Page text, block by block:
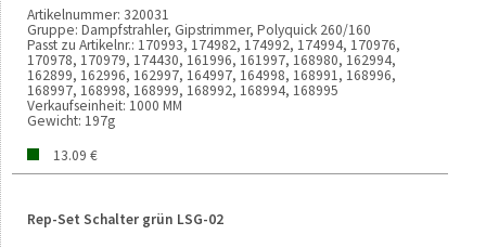
Artikelnummer: 320031
Gruppe: Dampfstrahler, Gipstrimmer, Polyquick 260/160
Passt zu Artikelnr.: 170993, 174982, 174992, 174994, 170976,
170978, 170979, 174430, 161996, 161997, 168980, 162994,
162899, 162996, 162997, 164997, 164998, 168991, 168996,
168997, 168998, 168999, 168992, 168994, 168995
Verkaufseinheit: 1000 MM
Gewicht: 197g
13.09 €
Rep-Set Schalter grün LSG-02